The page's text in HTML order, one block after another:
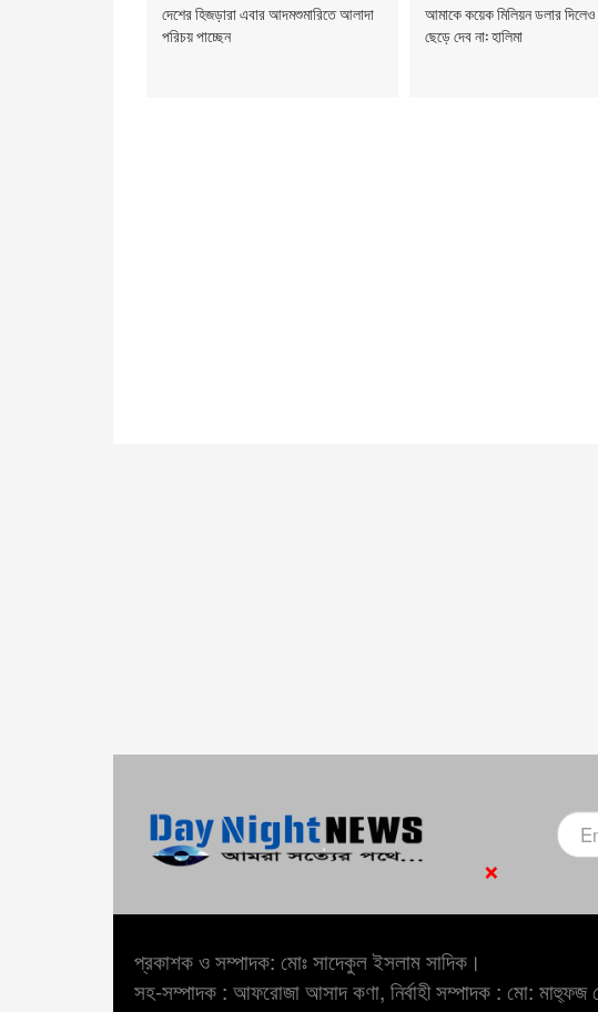
দেশের হিজড়ারা এবার আদমশুমারিতে আলাদা
পরিচয় পাচ্ছেন
আমাকে কয়েক মিলিয়ন ডলার দিলেও
ছেড়ে দেব না: হালিমা
×
প্রকাশক ও সম্পাদক: মোঃ সাদেকুল ইসলাম সাদিক।
সহ-সম্পাদক : আফরোজা আসাদ কণা, নির্বাহী সম্পাদক : মো: মাহ্ফুজ